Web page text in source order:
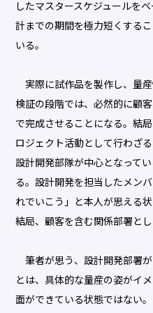
したマスタースケジュールを
計までの期間を極力短くする
いる。
実際に試作品を製作し、量
検証の段階では、必然的に顧
で完成させることになる。結
ロジェクト活動として行わざ
設計開発部隊が中心となって
る。設計開発を担当したメン
れでいこう」と本人が思える
結局、顧客を含む関係部署と
筆者が思う、設計開発部署
とは、具体的な量産の姿がイ
面ができている状態ではない